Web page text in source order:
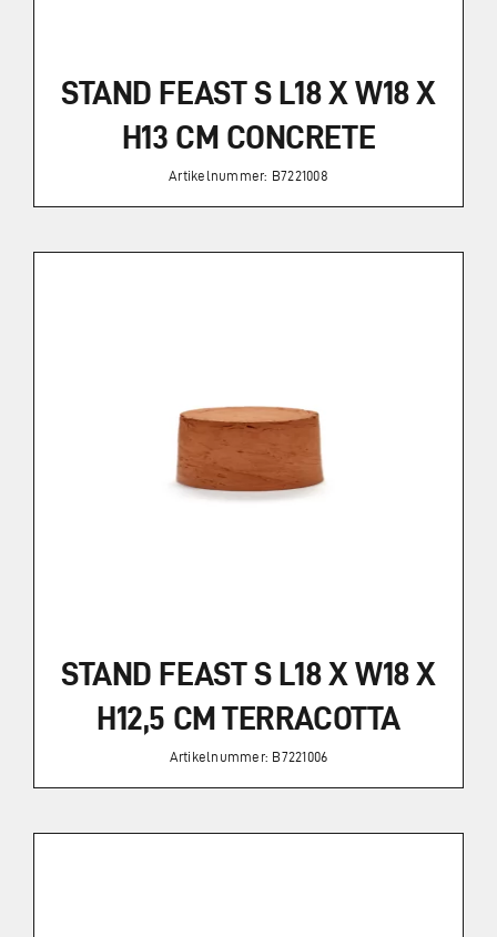
STAND FEAST S L18 X W18 X
H13 CM CONCRETE
Artikelnummer: B7221008
STAND FEAST S L18 X W18 X
H12,5 CM TERRACOTTA
Artikelnummer: B7221006